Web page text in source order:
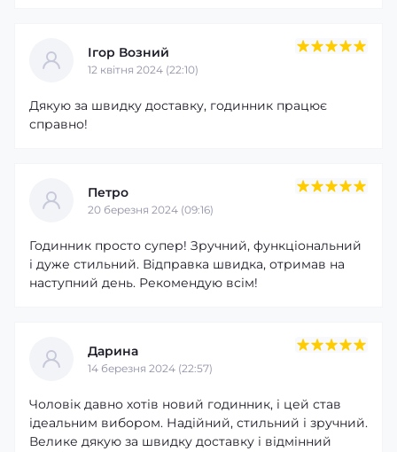
Ігор Возний
12 квітня 2024 (22:10)
Дякую за швидку доставку, годинник працює
справно!
Петро
20 березня 2024 (09:16)
Годинник просто супер! Зручний, функціональний
і дуже стильний. Відправка швидка, отримав на
наступний день. Рекомендую всім!
Дарина
14 березня 2024 (22:57)
Чоловік давно хотів новий годинник, і цей став
ідеальним вибором. Надійний, стильний і зручний.
Велике дякую за швидку доставку і відмінний